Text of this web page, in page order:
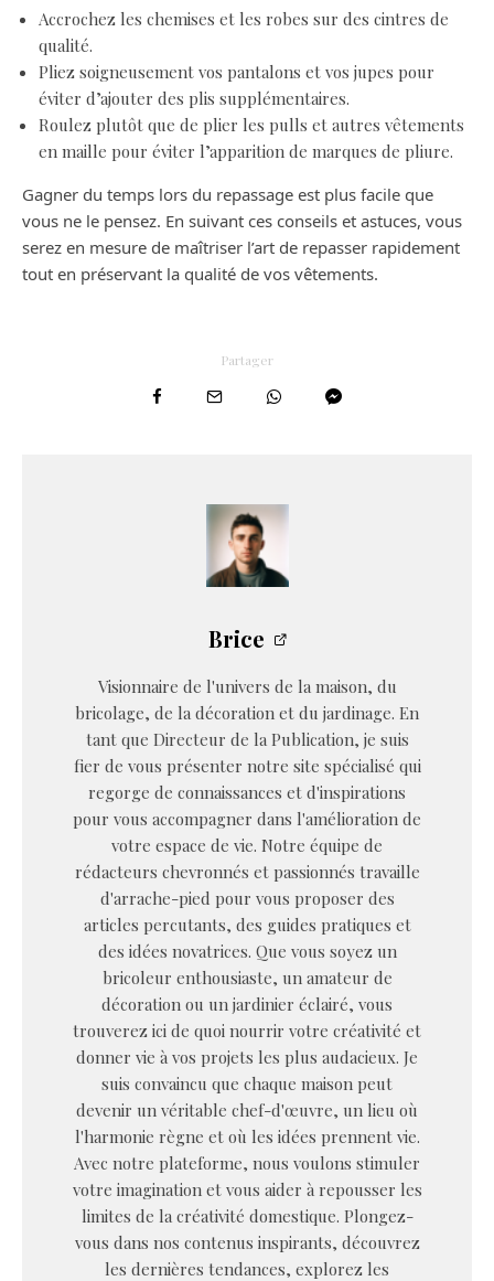
Accrochez les chemises et les robes sur des cintres de
qualité.
Pliez soigneusement vos pantalons et vos jupes pour
éviter d’ajouter des plis supplémentaires.
Roulez plutôt que de plier les pulls et autres vêtements
en maille pour éviter l’apparition de marques de pliure.
Gagner du temps lors du repassage est plus facile que
vous ne le pensez. En suivant ces conseils et astuces, vous
serez en mesure de maîtriser l’art de repasser rapidement
tout en préservant la qualité de vos vêtements.
Partager
Brice
Visionnaire de l'univers de la maison, du
bricolage, de la décoration et du jardinage. En
tant que Directeur de la Publication, je suis
fier de vous présenter notre site spécialisé qui
regorge de connaissances et d'inspirations
pour vous accompagner dans l'amélioration de
votre espace de vie. Notre équipe de
rédacteurs chevronnés et passionnés travaille
d'arrache-pied pour vous proposer des
articles percutants, des guides pratiques et
des idées novatrices. Que vous soyez un
bricoleur enthousiaste, un amateur de
décoration ou un jardinier éclairé, vous
trouverez ici de quoi nourrir votre créativité et
donner vie à vos projets les plus audacieux. Je
suis convaincu que chaque maison peut
devenir un véritable chef-d'œuvre, un lieu où
l'harmonie règne et où les idées prennent vie.
Avec notre plateforme, nous voulons stimuler
votre imagination et vous aider à repousser les
limites de la créativité domestique. Plongez-
vous dans nos contenus inspirants, découvrez
les dernières tendances, explorez les